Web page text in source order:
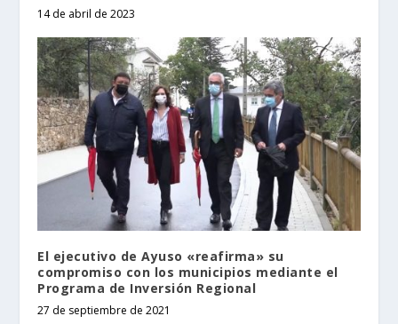
14 de abril de 2023
El ejecutivo de Ayuso «reafirma» su
compromiso con los municipios mediante el
Programa de Inversión Regional
27 de septiembre de 2021